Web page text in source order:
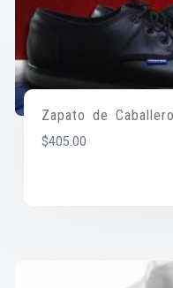
Zapato de
$405.00